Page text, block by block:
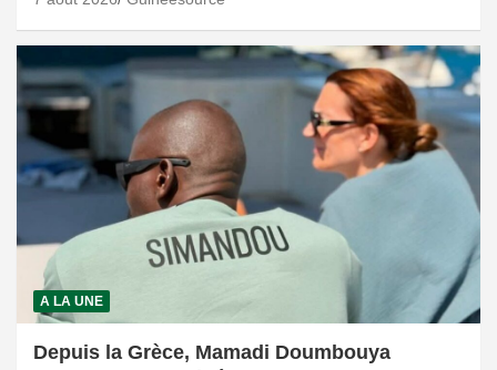
A LA UNE
Depuis la Grèce, Mamadi Doumbouya